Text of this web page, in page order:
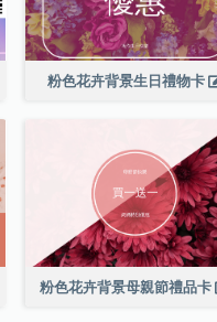
粉色花卉背景生日禮物卡
粉色花卉背景母親節禮品卡